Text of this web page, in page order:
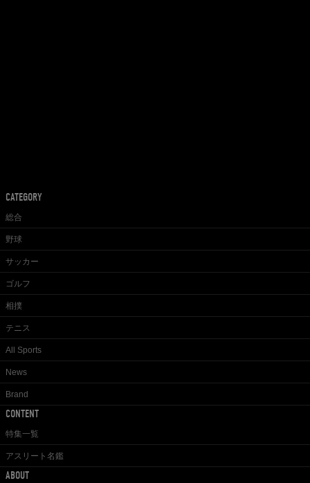
CATEGORY
総合
野球
サッカー
ゴルフ
相撲
テニス
All Sports
News
Brand
CONTENT
特集一覧
アスリート名鑑
ABOUT